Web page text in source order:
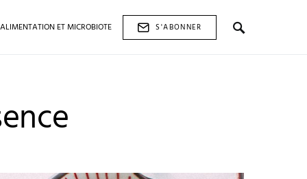
ALIMENTATION ET MICROBIOTE S'ABONNER